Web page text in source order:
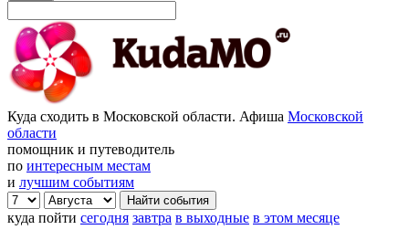
Куда сходить в Московской области. Афиша Московской
области
помощник и путеводитель
по интересным местам
и лучшим событиям
куда пойти сегодня завтра в выходные в этом месяце